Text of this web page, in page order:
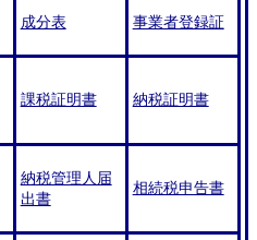
成分表 事業者登録証
課税証明書 納税証明書
納税管理人届
出書
相続税申告書